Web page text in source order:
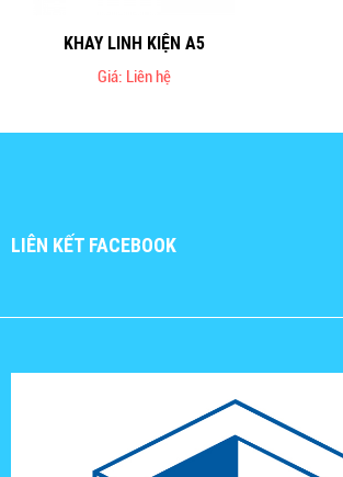
KHAY LINH KIỆN A5
Giá: Liên hệ
LIÊN KẾT FACEBOOK